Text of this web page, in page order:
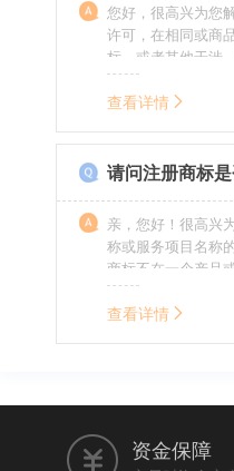
您好，很高兴为您
许可，在相同或商
标，或者其他干涉
商标持有人合法权
的责任，明知侵权
查看详情
请问注册商标
亲，您好！很高兴
称或服务项目名称
商标不在一个产品
名称的。希望我的
查看详情
资金保障